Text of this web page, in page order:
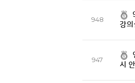
948
강
947
시